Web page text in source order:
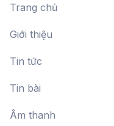
Trang chủ
Giới thiệu
Tin tức
Tin bài
Âm thanh